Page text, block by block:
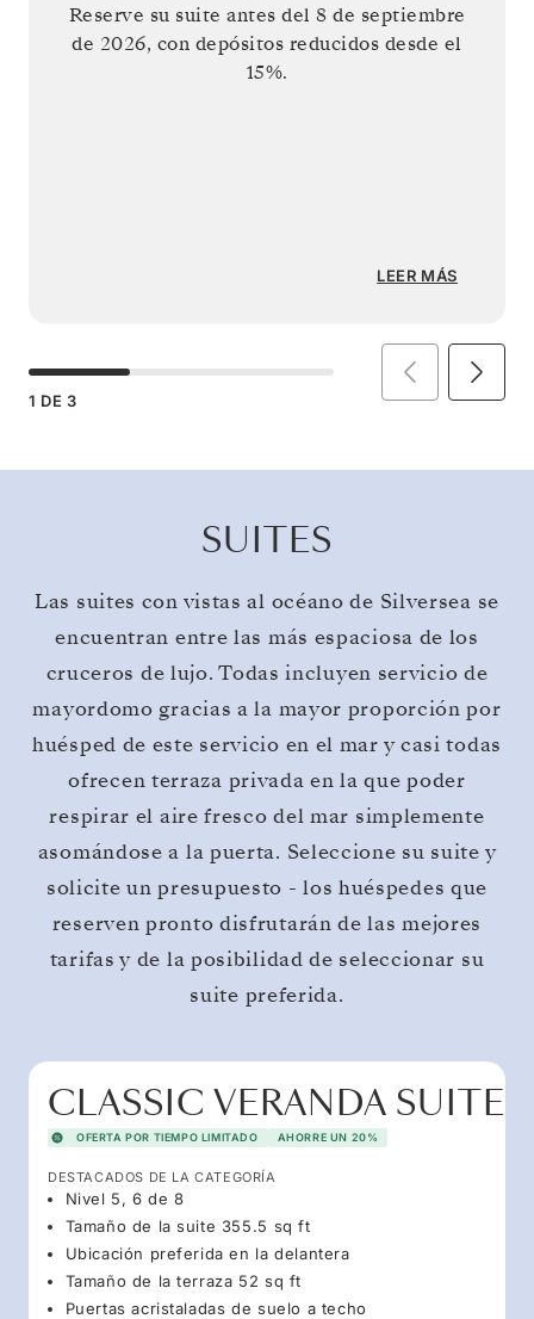
Reserve su suite antes del 8 de septiembre
de 2026, con depósitos reducidos desde el
15%.
LEER MÁS
1 DE 3
SUITES
Las suites con vistas al océano de Silversea se
encuentran entre las más espaciosa de los
cruceros de lujo. Todas incluyen servicio de
mayordomo gracias a la mayor proporción por
huésped de este servicio en el mar y casi todas
ofrecen terraza privada en la que poder
respirar el aire fresco del mar simplemente
asomándose a la puerta. Seleccione su suite y
solicite un presupuesto - los huéspedes que
reserven pronto disfrutarán de las mejores
tarifas y de la posibilidad de seleccionar su
suite preferida.
CLASSIC VERANDA SUITE
OFERTA POR TIEMPO LIMITADO AHORRE UN 20%
DESTACADOS DE LA CATEGORÍA
Nivel 5, 6 de 8
Tamaño de la suite 355.5 sq ft
Ubicación preferida en la delantera
Tamaño de la terraza 52 sq ft
Puertas acristaladas de suelo a techo